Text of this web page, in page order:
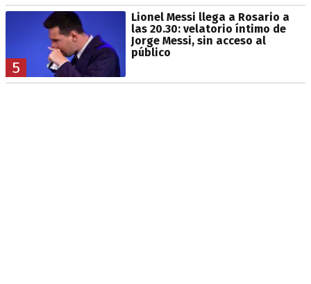
5
Lionel Messi llega a Rosario a
las 20.30: velatorio íntimo de
Jorge Messi, sin acceso al
público